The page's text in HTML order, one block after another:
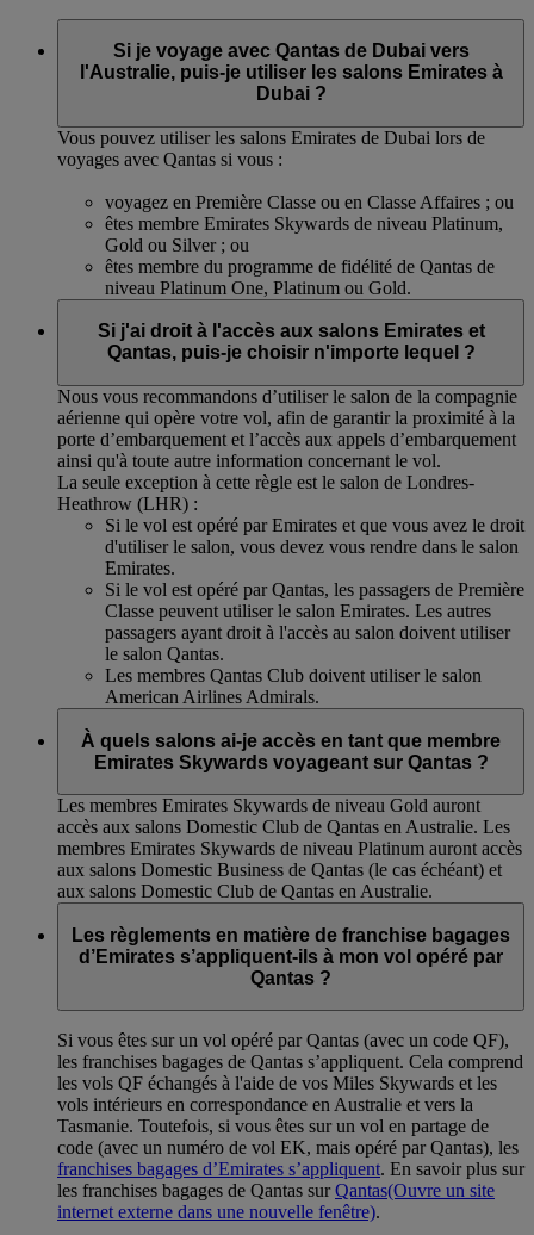
Si je voyage avec Qantas de Dubai vers
l'Australie, puis-je utiliser les salons Emirates à
Dubai ?
Vous pouvez utiliser les salons Emirates de Dubai lors de
voyages avec Qantas si vous :
voyagez en Première Classe ou en Classe Affaires ; ou
êtes membre Emirates Skywards de niveau Platinum,
Gold ou Silver ; ou
êtes membre du programme de fidélité de Qantas de
niveau Platinum One, Platinum ou Gold.
Si j'ai droit à l'accès aux salons Emirates et
Qantas, puis-je choisir n'importe lequel ?
Nous vous recommandons d’utiliser le salon de la compagnie
aérienne qui opère votre vol, afin de garantir la proximité à la
porte d’embarquement et l’accès aux appels d’embarquement
ainsi qu'à toute autre information concernant le vol.
La seule exception à cette règle est le salon de Londres-
Heathrow (LHR) :
Si le vol est opéré par Emirates et que vous avez le droit
d'utiliser le salon, vous devez vous rendre dans le salon
Emirates.
Si le vol est opéré par Qantas, les passagers de Première
Classe peuvent utiliser le salon Emirates. Les autres
passagers ayant droit à l'accès au salon doivent utiliser
le salon Qantas.
Les membres Qantas Club doivent utiliser le salon
American Airlines Admirals.
À quels salons ai-je accès en tant que membre
Emirates Skywards voyageant sur Qantas ?
Les membres Emirates Skywards de niveau Gold auront
accès aux salons Domestic Club de Qantas en Australie. Les
membres Emirates Skywards de niveau Platinum auront accès
aux salons Domestic Business de Qantas (le cas échéant) et
aux salons Domestic Club de Qantas en Australie.
Les règlements en matière de franchise bagages
d’Emirates s’appliquent-ils à mon vol opéré par
Qantas ?
Si vous êtes sur un vol opéré par Qantas (avec un code QF),
les franchises bagages de Qantas s’appliquent. Cela comprend
les vols QF échangés à l'aide de vos Miles Skywards et les
vols intérieurs en correspondance en Australie et vers la
Tasmanie. Toutefois, si vous êtes sur un vol en partage de
code (avec un numéro de vol EK, mais opéré par Qantas), les
franchises bagages d’Emirates s’appliquent. En savoir plus sur
les franchises bagages de Qantas surQantas(Ouvre un site
internet externe dans une nouvelle fenêtre).